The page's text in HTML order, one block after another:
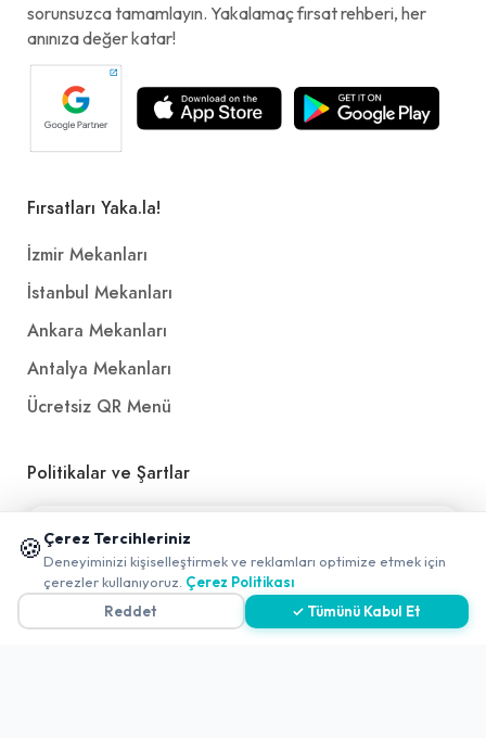
sorunsuzca tamamlayın. Yakalamaç fırsat rehberi, her
anınıza değer katar!
Fırsatları Yaka.la!
İzmir Mekanları
İstanbul Mekanları
Ankara Mekanları
Antalya Mekanları
Ücretsiz QR Menü
Politikalar ve Şartlar
Gizlilik Politikası
Teslimat, İptal ve İade Politikası
Kullanım Koşulları ve Hizmet Politikası
🍪 Çerez Tercihleriniz
Deneyiminizi kişiselleştirmek ve reklamları optimize etmek için
çerezler kullanıyoruz. Çerez Politikası
Reddet
✓ Tümünü Kabul Et
📱 Mobil uygulamamızı keşfedin!
✖